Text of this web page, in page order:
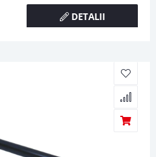
DETALII